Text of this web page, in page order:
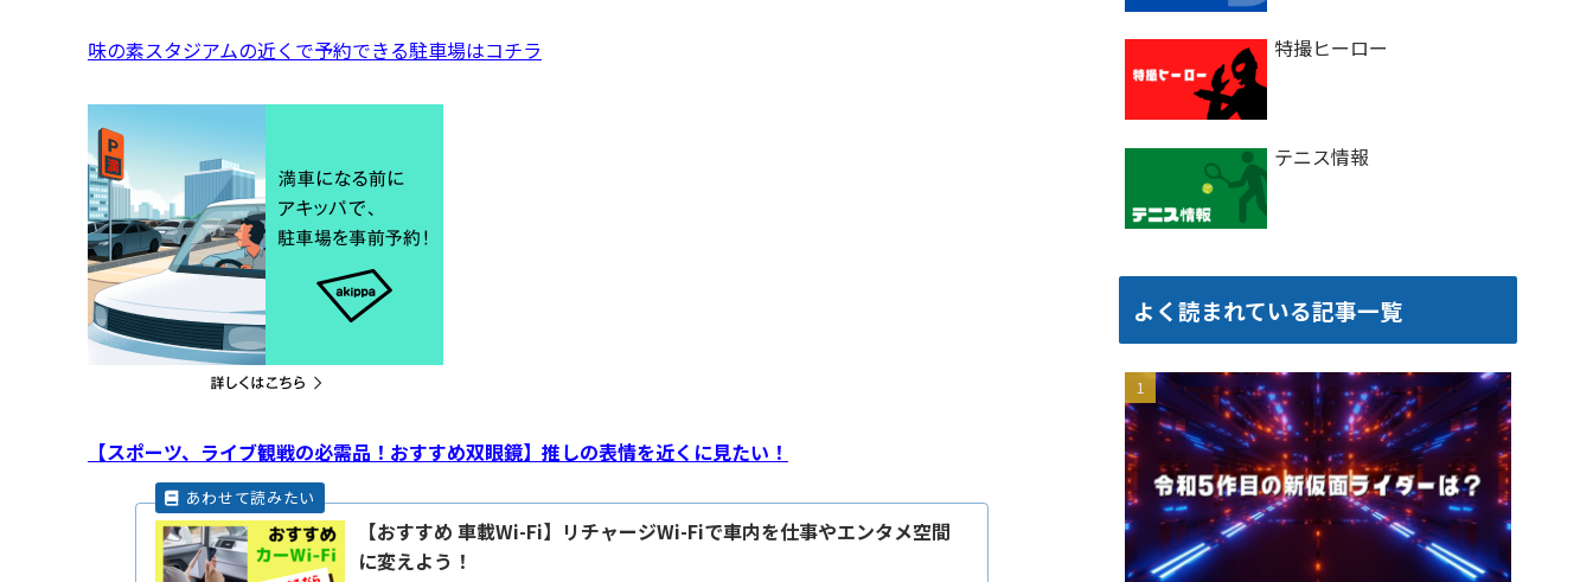
味の素スタジアムの近くで予約できる駐車場はコチラ
【スポーツ、ライブ観戦の必需品！おすすめ双眼鏡】推しの表情を近くに見たい！
【おすすめ 車載Wi-Fi】リチャージWi-Fiで車内を仕事やエンタメ空間
に変えよう！
特撮ヒーロー
テニス情報
よく読まれている記事一覧